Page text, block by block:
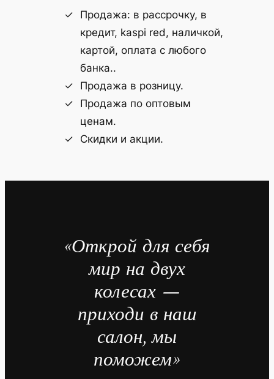
Продажа: в рассрочку, в
кредит, kaspi red, наличкой,
картой, оплата с любого
банка..
Продажа в розницу.
Продажа по оптовым
ценам.
Скидки и акции.
«Открой для себя
мир на двух
колесах —
приходи в наш
салон, мы
поможем»